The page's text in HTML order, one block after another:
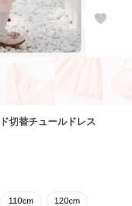
切替チュールドレス
110cm 120cm